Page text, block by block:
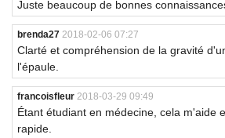
Juste beaucoup de bonnes
brenda27 2018-02-06 07:27
Clarté et compréhension de la gravité
l'épaule.
francoisfleur 2018-03-29 09:49
Étant étudiant en médecine, cela m'aide
rapide.